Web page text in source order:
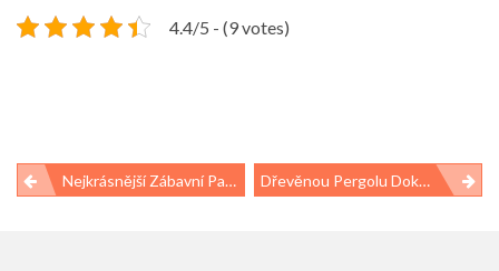
4.4/5 - (9 votes)
Navigace
Nejkrásnější Zábavní Parky Světa Dřevěnou Pergolu Dokážete Postavit Svépomocí